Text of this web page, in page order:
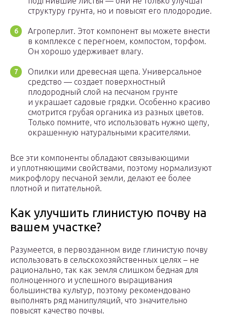
структуру грунта, но и повысят его плодородие.
Агроперлит. Этот компонент вы можете внести
в комплексе с перегноем, компостом, торфом.
Он хорошо удерживает влагу.
Опилки или древесная щепа. Универсальное
средство — создает поверхностный
плодородный слой на песчаном грунте
и украшает садовые грядки. Особенно красиво
смотрится грубая органика из разных цветов.
Только помните, что использовать нужно щепу,
окрашенную натуральными красителями.
Все эти компоненты обладают связывающими
и уплотняющими свойствами, поэтому нормализуют
микрофлору песчаной земли, делают ее более
плотной и питательной.
Как улучшить глинистую почву на
вашем участке?
Разумеется, в первозданном виде глинистую почву
использовать в сельскохозяйственных целях – не
рационально, так как земля слишком бедная для
полноценного и успешного выращивания
большинства культур, поэтому рекомендовано
выполнять ряд манипуляций, что значительно
повысят качество почвы.